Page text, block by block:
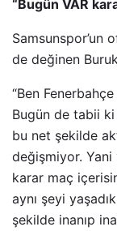
“Bugün VAR
Samsunspor’un
de değinen
“Ben
Bugün de tabii
bu net şekilde
değişmiyor.
karar maç
aynı şeyi
şekilde inanıp